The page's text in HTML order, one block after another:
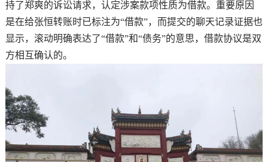
持了郑爽的诉讼请求，认定涉案款项性质为借款。重要原因
是在给张恒转账时已标注为“借款”，而提交的聊天记录证据也
显示，滚动明确表达了“借款”和“债务”的意思，借款协议是双
方相互确认的。